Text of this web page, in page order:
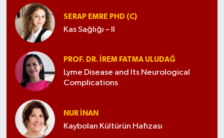
SERAP EMRE PHD (C)
Kas Sağlığı – II
PROF. DR. İREM FATMA ULUDAĞ
Lyme Disease and Its Neurological
Complications
NUR İNAN
Kaybolan Kültürün Hafızası